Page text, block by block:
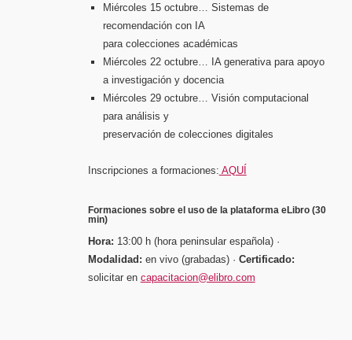
Miércoles 15 octubre… Sistemas de
recomendación con IA
para colecciones académicas
Miércoles 22 octubre… IA generativa para apoyo
a investigación y docencia
Miércoles 29 octubre… Visión computacional
para análisis y
preservación de colecciones digitales
Inscripciones a formaciones: AQUÍ
Formaciones sobre el uso de la plataforma eLibro (30
min)
Hora: 13:00 h (hora peninsular española) ·
Modalidad: en vivo (grabadas) · Certificado:
solicitar en capacitacion@elibro.com